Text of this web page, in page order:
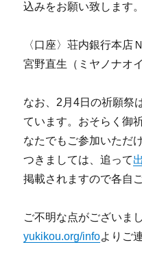
込みをお願い致します。
〈口座〉荘内銀行本店
宮野直生（ミヤノナオイ
なお、2月4日の祈願祭
ています。おそらく御
なたでもご参加いただ
つきましては、追って
掲載されますので各自
ご不明な点がございま
yukikou.org/infoよりご